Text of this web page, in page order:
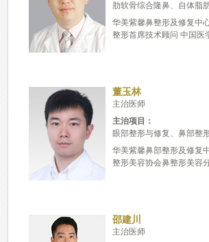
肋软骨综合隆鼻、自体脂
华美紫馨鼻整形及修复中
整形首席技术顾问 中国医
董玉林
主治医师
主治项目：
眼部整形与修复、鼻部整
华美紫馨鼻部整形及修复
整形美容协会鼻整形美容
邵建川
主治医师